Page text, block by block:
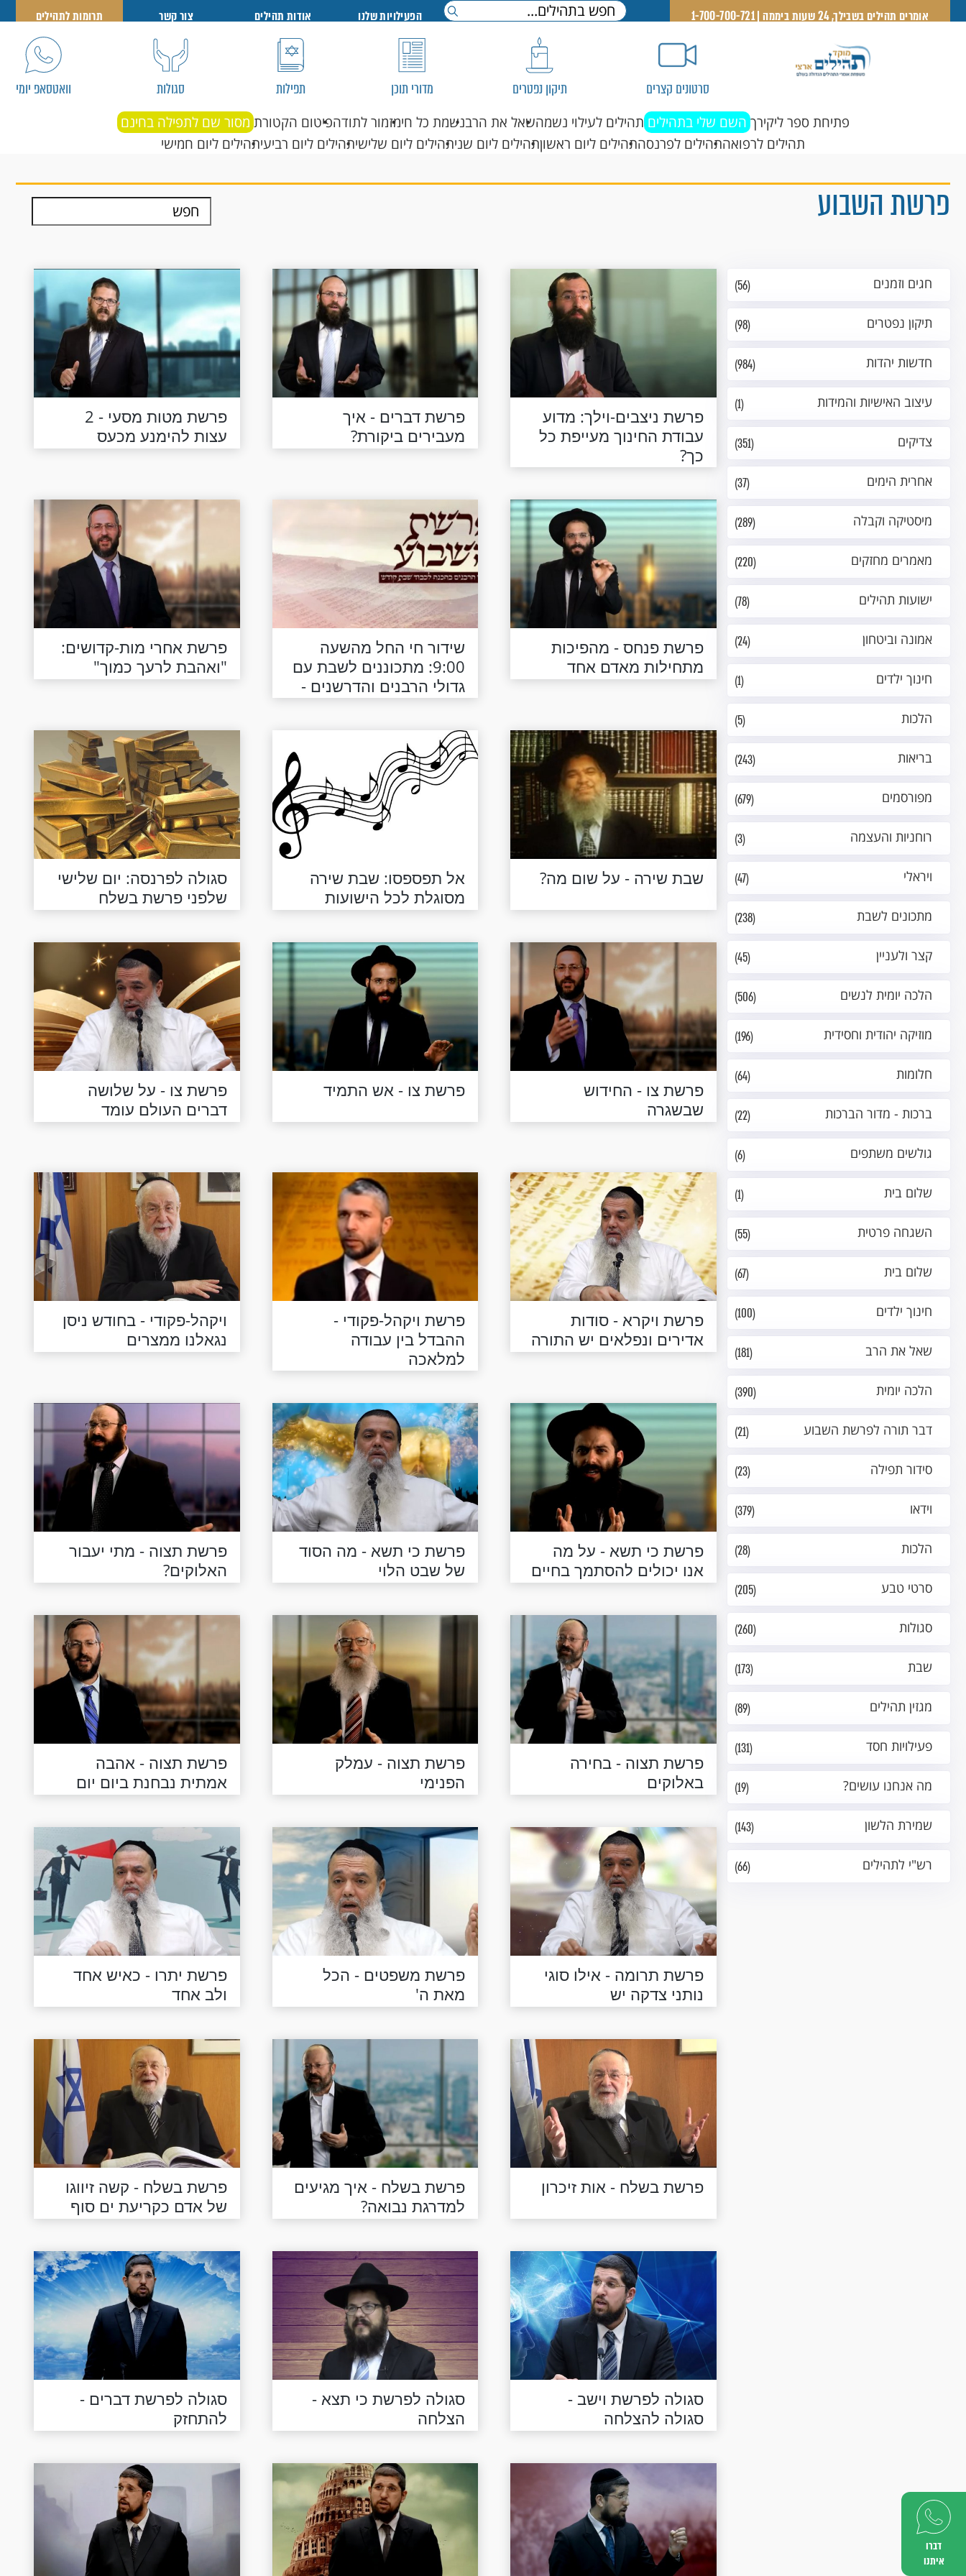
דברו
איתנו
אומרים תהילים בשבילך, 24 שעות ביממה | 1-700-700-721 הפעילויות שלנו אודות תהילים צור קשר תרומות לתהילים
סרטונים קצרים תיקון נפטרים מדורי תוכן תפילות סגולות וואטסאפ יומי
פתיחת ספר ליקירך השם שלי בתהילים תהילים לעילוי נשמהשאל את הרבנשמת כל חימזמור לתודהפיטום הקטורת מסור שם לתפילה בחינם
תהילים לרפואהתהילים לפרנסהתהילים ליום ראשוןתהילים ליום שניתהילים ליום שלישיתהילים ליום רביעיתהילים ליום חמישי
פרשת השבוע
(56) חגים וזמנים
(98) תיקון נפטרים
(984) חדשות יהדות
(1) עיצוב האישיות והמידות
(351) צדיקים
(37) אחרית הימים
(289) מיסטיקה וקבלה
(220) מאמרים מחזקים
(78) ישועות תהילים
(24) אמונה וביטחון
(1) חינוך ילדים
(5) הלכות
(243) בריאות
(679) מפורסמים
(3) רוחניות והעצמה
(47) ויראלי
(238) מתכונים לשבת
(45) קצר ולעניין
(506) הלכה יומית לנשים
(196) מוזיקה יהודית וחסידית
(64) חלומות
(22) ברכות - מדור הברכות
(6) גולשים משתפים
(1) שלום בית
(55) השגחה פרטית
(67) שלום בית
(100) חינוך ילדים
(181) שאל את הרב
(390) הלכה יומית
(21) דבר תורה לפרשת השבוע
(23) סידור תפילה
(379) וידאו
(28) הלכות
(205) סרטי טבע
(260) סגולות
(173) שבת
(89) מגזין תהילים
(131) פעילויות חסד
(19) מה אנחנו עושים?
(143) שמירת הלשון
(66) רש"י לתהילים
פרשת ניצבים-וילך: מדוע
עבודת החינוך מעייפת כל
כך?
פרשת דברים - איך
מעבירים ביקורת?
פרשת מטות מסעי - 2
עצות להימנע מכעס
פרשת פנחס - מהפיכות
מתחילות מאדם אחד
שידור חי החל מהשעה
9:00: מתכוננים לשבת עם
גדולי הרבנים והדרשנים -
פרשת תרומה תשפ"א
פרשת אחרי מות-קדושים:
"ואהבת לרעך כמוך"
שבת שירה - על שום מה?
אל תפספסו: שבת שירה
מסוגלת לכל הישועות
סגולה לפרנסה: יום שלישי
שלפני פרשת בשלח
פרשת צו - החידוש
שבשגרה
פרשת צו - אש התמיד
פרשת צו - על שלושה
דברים העולם עומד
פרשת ויקרא - סודות
אדירים ונפלאים יש התורה
פרשת ויקהל-פקודי -
ההבדל בין עבודה
למלאכה
ויקהל-פקודי - בחודש ניסן
נגאלנו ממצרים
פרשת כי תשא - על מה
אנו יכולים להסתמך בחיים
פרשת כי תשא - מה הסוד
של שבט הלוי
פרשת תצוה - מתי יעבור
האלוקים?
פרשת תצוה - בחירה
באלוקים
פרשת תצוה - עמלק
הפנימי
פרשת תצוה - אהבה
אמתית נבחנת ביום יום
פרשת תרומה - אילו סוגי
נותני צדקה יש
פרשת משפטים - הכל
מאת ה'
פרשת יתרו - כאיש אחד
ולב אחד
פרשת בשלח - אות זיכרון
פרשת בשלח - איך מגיעים
למדרגת נבואה?
פרשת בשלח - קשה זיווגו
של אדם כקריעת ים סוף
סגולה לפרשת וישב -
סגולה להצלחה
סגולה לפרשת כי תצא -
הצלחה
סגולה לפרשת דברים -
להתחזק